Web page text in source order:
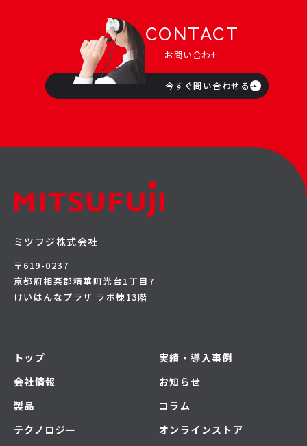
CONTACT
お問い合わせ
今すぐ問い合わせる
ミツフジ株式会社
〒619-0237
京都府相楽郡精華町光台1丁目7
けいはんなプラザ ラボ棟13階
トップ
会社情報
製品
テクノロジー
実績・導入事例
お知らせ
コラム
オンラインストア